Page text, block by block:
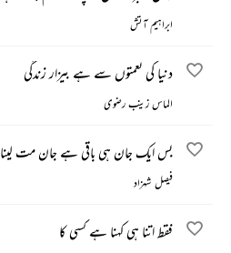
ابراہیم آتش
دنیا کی نعمتوں سے ہے بیزار زندگی
الماس زینب رضوی
بس ایک جان ہی باقی ہے جان مت لینا
فیصل شہزاد
فقط اتنا ہی کہنا ہے کسی کا